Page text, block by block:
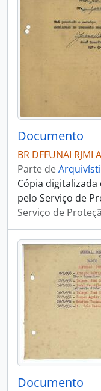
Documento
BR DFFUNAI RJMI
Parte de
Cópia
pelo Serviço de
Serviço de
Documento